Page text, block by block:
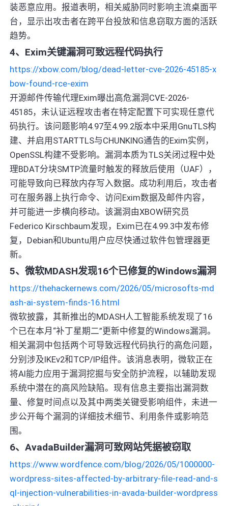
装恶意应用。报道表明，相关威胁同时影响主流桌面平
台，显示出攻击者在跨平台投放和信息窃取方面的活跃
趋势。
4、Exim关键漏洞可致远程代码执行
https://xbow.com/blog/dead-letter-cve-2026-45185-x
bow-found-rce-exim
开源邮件传输代理Exim曝出高危漏洞CVE-2026-
45185，未认证远程攻击者在特定配置下可实现任意代
码执行。该问题影响4.97至4.99.2版本中采用GnuTLS构
建、并启用STARTTLS与CHUNKING通告的Exim实例，
OpenSSL构建不受影响。漏洞本质为TLS关闭过程中处
理BDAT分块SMTP流量时触发的释放后使用（UAF），
可能导致向已释放内存写入数据。成功利用后，攻击者
可在服务器上执行命令、访问Exim数据及邮件内容，
并可能进一步横向移动。该漏洞由XBOW研究员
Federico Kirschbaum发现，Exim已在4.99.3中发布修
复，Debian和Ubuntu用户应尽快通过软件包管理器更
新。
5、微软MDASH发现16个已修复的Windows漏洞
https://thehackernews.com/2026/05/microsofts-md
ash-ai-system-finds-16.html
微软披露，其新推出的MDASH人工智能系统发现了16
个已在本月“补丁星期二”更新中修复的Windows漏洞。
相关漏洞中包括两个可导致远程代码执行的高危问题，
分别涉及IKEv2和TCP/IP组件。该消息表明，微软正在
将AI能力应用于漏洞挖掘与安全防护流程，以辅助发现
系统中潜在的高风险缺陷。现有信息主要指出漏洞数
量、修复时间点以及其中两类关键受影响组件，未进一
步公开每个漏洞的详细技术细节、利用条件或影响范
围。
6、AvadaBuilder漏洞可致网站凭据被窃取
https://www.wordfence.com/blog/2026/05/1000000-
wordpress-sites-affected-by-arbitrary-file-read-and-s
ql-injection-vulnerabilities-in-avada-builder-wordpress